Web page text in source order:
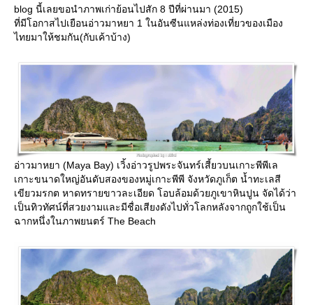
blog นี้เลยขอนำภาพเก่าย้อนไปสัก 8 ปีที่ผ่านมา (2015)
ที่มีโอกาสไปเยือนอ่าวมาหยา 1 ในอันซีนแหล่งท่องเที่ยวของเมือง
ไทยมาให้ชมกัน(กับเค้าบ้าง)
อ่าวมาหยา (Maya Bay) เวิ้งอ่าวรูปพระจันทร์เสี้ยวบนเกาะพีพีเล
เกาะขนาดใหญ่อันดับสองของหมู่เกาะพีพี จังหวัดภูเก็ต น้ำทะเลสี
เขียวมรกต หาดทรายขาวละเอียด โอบล้อมด้วยภูเขาหินปูน จัดได้ว่า
เป็นทิวทัศน์ที่สวยงามและมีชื่อเสียงดังไปทั่วโลกหลังจากถูกใช้เป็น
ฉากหนึ่งในภาพยนตร์ The Beach